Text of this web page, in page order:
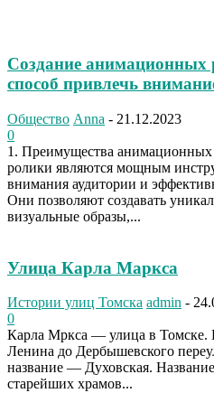
Создание
способ привлечь
Общество Anna - 21.12.2023
0
1. Преимущества
ролики являются мощным
внимания аудитории и
Они позволяют создавать
визуальные образы,...
Улица Карла Маркса
Истории улиц Томска admin -
0
Карла Мркса — улица в Томске.
Ленина до Дербышевского
название — Духовская.
старейших храмов...